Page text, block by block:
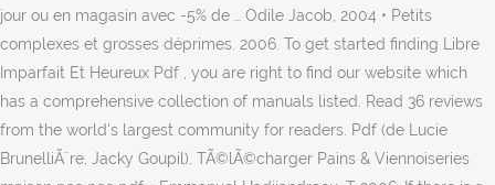
jour ou en magasin avec -5% de … Odile Jacob, 2004 • Petits
complexes et grosses déprimes. 2006. To get started finding Libre
Imparfait Et Heureux Pdf , you are right to find our website which
has a comprehensive collection of manuals listed. Read 36 reviews
from the world's largest community for readers. Pdf (de Lucie
BrunelliÃ¨re, Jacky Goupil), TÃ©lÃ©charger Pains & Viennoiseries